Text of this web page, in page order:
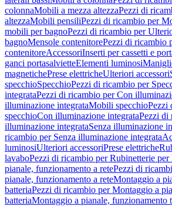
colonnaMobili a mezza altezzaPezzi di
altezzaMobili pensiliPezzi di ricambio per
mobili per bagnoPezzi di ricambio per
bagnoMensole contenitorePezzi di ricambio
contenitoreAccessoriInserti per cassetti e
ganci portasalvietteElementi luminosi
magnetichePrese elettricheUlteriori accessori
specchioSpecchioPezzi di ricambio per
integrataPezzi di ricambio per Con
illuminazione integrataMobili specchioPezzi
specchioCon illuminazione integrataPezzi di
illuminazione integrataSenza illuminazione
ricambio per Senza illuminazione integrata
luminosiUlteriori accessoriPrese elettriche
lavaboPezzi di ricambio per Rubinetterie per
pianale, funzionamento a retePezzi di
pianale, funzionamento a reteMontaggio a
batteriaPezzi di ricambio per Montaggio a
batteriaMontaggio a pianale, funzionamento